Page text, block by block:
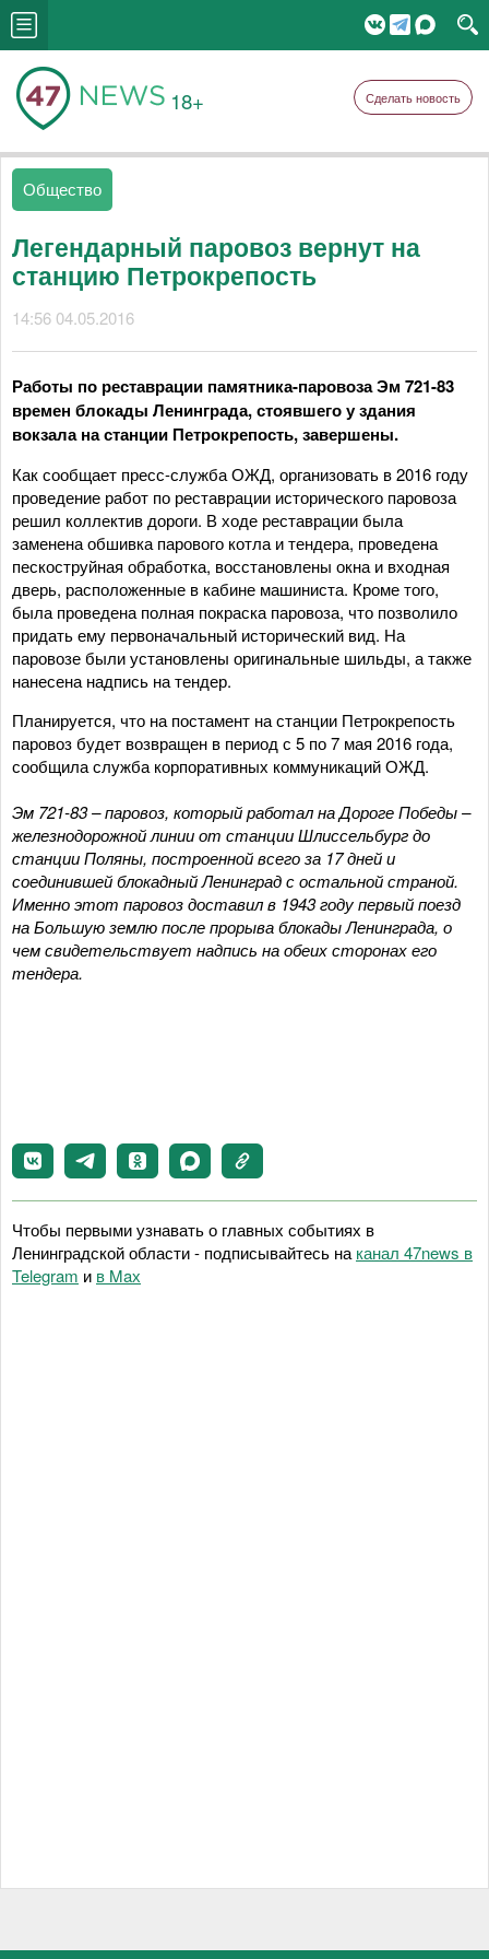
18+ Сделать новость
Общество
Легендарный паровоз вернут на
станцию Петрокрепость
14:56 04.05.2016
Работы по реставрации памятника-паровоза Эм 721-83
времен блокады Ленинграда, стоявшего у здания
вокзала на станции Петрокрепость, завершены.
Как сообщает пресс-служба ОЖД, организовать в 2016 году
проведение работ по реставрации исторического паровоза
решил коллектив дороги. В ходе реставрации была
заменена обшивка парового котла и тендера, проведена
пескоструйная обработка, восстановлены окна и входная
дверь, расположенные в кабине машиниста. Кроме того,
была проведена полная покраска паровоза, что позволило
придать ему первоначальный исторический вид. На
паровозе были установлены оригинальные шильды, а также
нанесена надпись на тендер.
Планируется, что на постамент на станции Петрокрепость
паровоз будет возвращен в период с 5 по 7 мая 2016 года,
сообщила служба корпоративных коммуникаций ОЖД.
Эм 721-83 – паровоз, который работал на Дороге Победы –
железнодорожной линии от станции Шлиссельбург до
станции Поляны, построенной всего за 17 дней и
соединившей блокадный Ленинград с остальной страной.
Именно этот паровоз доставил в 1943 году первый поезд
на Большую землю после прорыва блокады Ленинграда, о
чем свидетельствует надпись на обеих сторонах его
тендера.
Чтобы первыми узнавать о главных событиях в
Ленинградской области - подписывайтесь на канал 47news в
Telegram и в Maх